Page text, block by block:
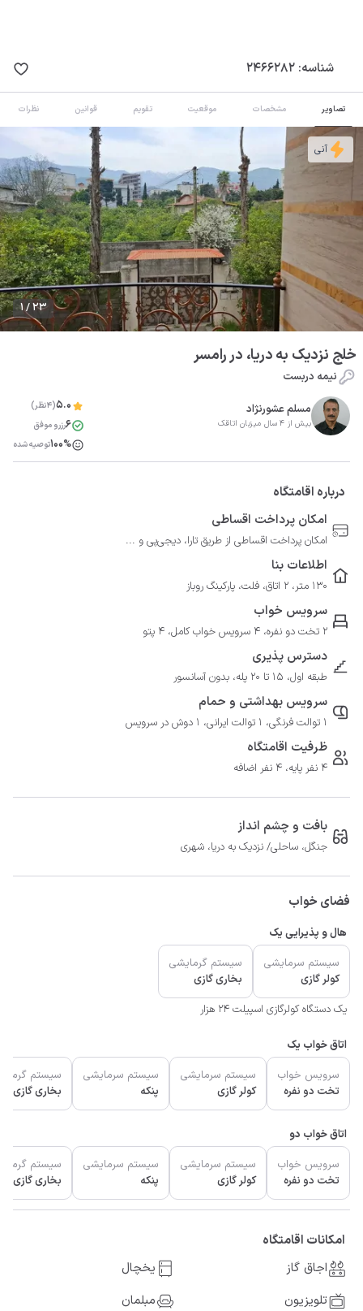
شناسه: 2466282
تصاویر مشخصات موقعیت تقویم قوانین نظرات
1 / 23
آنی
خلج نزدیک به دریا، در رامسر
نیمه دربست
مسلم عشورنژاد
بیش از 4 سال میزبان اتاقک
5.0(4نظر)
6رزرو موفق
100%توصیه شده
درباره اقامتگاه
امکان پرداخت اقساطی
امکان پرداخت اقساطی از طریق تارا، دیجی‌پی و ...
اطلاعات بنا
130 متر، 2 اتاق، فلت، پارکینگ روباز
سرویس خواب
2 تخت دو نفره، 4 سرویس خواب کامل، 4 پتو
دسترس پذیری
طبقه اول، 15 تا 20 پله، بدون آسانسور
سرویس بهداشتی و حمام
1 توالت فرنگی، 1 توالت ایرانی، 1 دوش در سرویس
ظرفیت اقامتگاه
4 نفر پایه، 4 نفر اضافه
بافت و چشم انداز
جنگل، ساحلی/ نزدیک به دریا، شهری
فضای خواب
هال و پذیرایی یک
سیستم سرمایشی
کولر گازی
سیستم گرمایشی
بخاری گازی
یک دستگاه کولرگازی اسپیلت 24 هزار
اتاق خواب یک
سرویس خواب
تخت دو نفره
سیستم سرمایشی
کولر گازی
سیستم سرمایشی
پنکه
سیستم
بخاری گازی
اتاق خواب دو
سرویس خواب
تخت دو نفره
سیستم سرمایشی
کولر گازی
سیستم سرمایشی
پنکه
سیستم
بخاری گازی
امکانات اقامتگاه
اجاق گاز
یخچال
تلویزیون
مبلمان